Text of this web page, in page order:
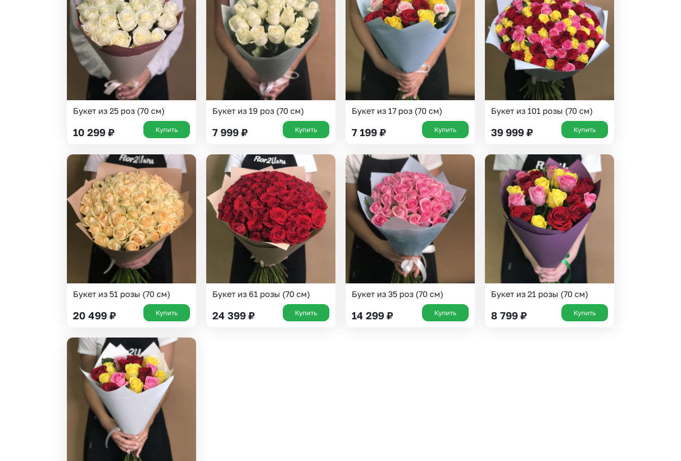
Гвоздики
Гипсофила
Гортензии
Ирисы
Каллы
Суккуленты
Тюльпаны
Фрезия
Insta букеты
Хиты продаж
Новинки
До 10000 рублей
Черная пятница
Все категории
Букет из 25 роз (70 см)
10 299 ₽ Купить
Букет из 19 роз (70 см)
7 999 ₽ Купить
Букет из 17 роз (70 см)
7 199 ₽ Купить
Букет из 101 розы (70 см)
39 999 ₽ Купить
Букет из 51 розы (70 см)
20 499 ₽ Купить
Букет из 61 розы (70 см)
24 399 ₽ Купить
Букет из 35 роз (70 см)
14 299 ₽ Купить
Букет из 21 розы (70 см)
8 799 ₽ Купить